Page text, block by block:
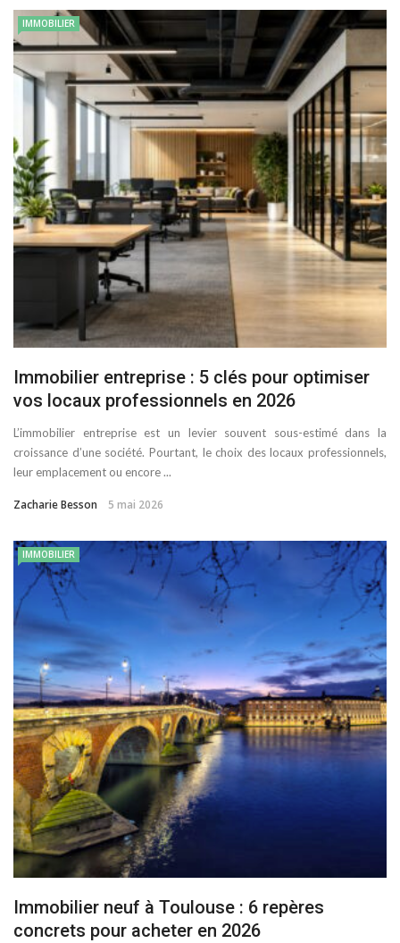
IMMOBILIER
Immobilier entreprise : 5 clés pour optimiser
vos locaux professionnels en 2026
L’immobilier entreprise est un levier souvent sous-estimé dans la
croissance d’une société. Pourtant, le choix des locaux professionnels,
leur emplacement ou encore ...
Zacharie Besson 5 mai 2026
IMMOBILIER
Immobilier neuf à Toulouse : 6 repères
concrets pour acheter en 2026